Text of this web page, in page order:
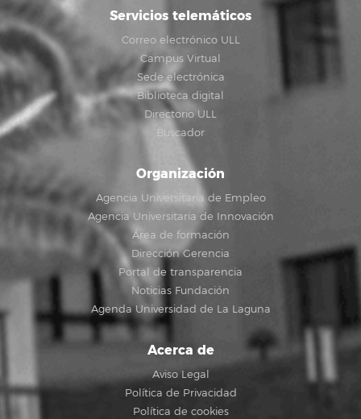
Servicios telemáticos
Correo electrónico ULL
Campus Virtual
Sede electrónica
Biblioteca digital
Directorio ULL
Buscador
Organización
Agencia Universitaria de Empleo
Agencia Universitaria de Innovación
Área de formación
Dirección Gerencia
Portal de transparencia
Noticias Fundación
Agenda Universidad de La Laguna
Acerca de
Aviso Legal
Política de Privacidad
Política de cookies